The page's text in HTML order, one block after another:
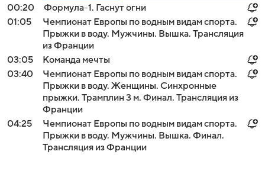
00:20
Формула-1. Гаснут огни
01:05
Чемпионат Европы по водным видам спорта.
Прыжки в воду. Мужчины. Вышка. Трансляция
из Франции
03:05
Команда мечты
03:40
Чемпионат Европы по водным видам спорта.
Прыжки в воду. Женщины. Синхронные
прыжки. Трамплин 3 м. Финал. Трансляция из
Франции
04:25
Чемпионат Европы по водным видам спорта.
Прыжки в воду. Мужчины. Вышка. Финал.
Трансляция из Франции